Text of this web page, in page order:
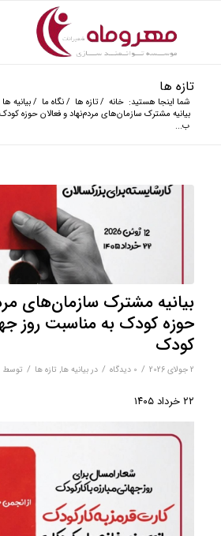
تازه ها
شما اینجا هستید: خانه / تازه ها / نگاه ما / بیانیه ها
بیانیه مشترک سازمان‌های مردم‌نهاد و فعالان حوزه
ب...
بیانیه مشترک سازمان‌های
حوزه کودک به مناسبت روز
کودک
2 جولای 2026 / 0 دیدگاه‌ / در بیانیه ها, تازه ها / توسط
۲۲ خرداد ۱۴۰۵